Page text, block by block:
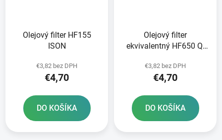
Olejový filter HF155
ISON
€3,82 bez DPH
€4,70
DO KOŠÍKA
Olejový filter
ekvivalentný HF650 Q-
€3,82 bez DPH
€4,70
DO KOŠÍKA